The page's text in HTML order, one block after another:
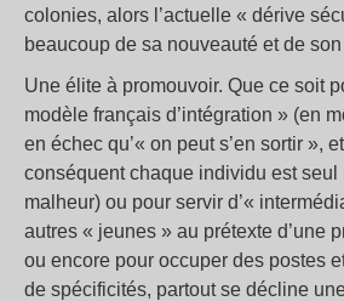
colonies, alors l’actuelle « dérive
beaucoup de sa nouveauté et de
Une élite à promouvoir. Que ce soit
modèle français d’intégration » (en
en échec qu’« on peut s’en sortir »,
conséquent chaque individu est seul
malheur) ou pour servir d’«
autres « jeunes » au prétexte d’une
ou encore pour occuper des postes
de spécificités, partout se décline